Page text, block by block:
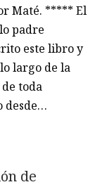
Maté. ***** El
padre
este libro y
largo de la
toda
desde…
de